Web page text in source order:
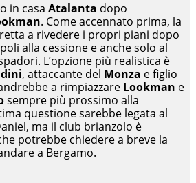
in casa Atalanta dopo
. Come accennato prima, la
a rivedere i propri piani dopo
alla cessione e anche solo al
L’opzione più realistica è
, attaccante del Monza e figlio
a rimpiazzare Lookman e
sempre più prossimo alla
questione sarebbe legata al
ma il club brianzolo è
potrebbe chiedere a breve la
a Bergamo.